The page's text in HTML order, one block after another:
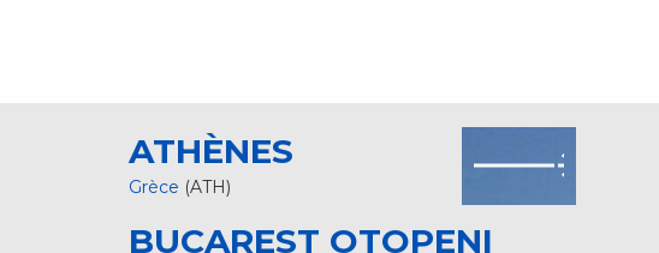
ATHÈNES
Grèce (ATH)
BUCAREST OTOPENI